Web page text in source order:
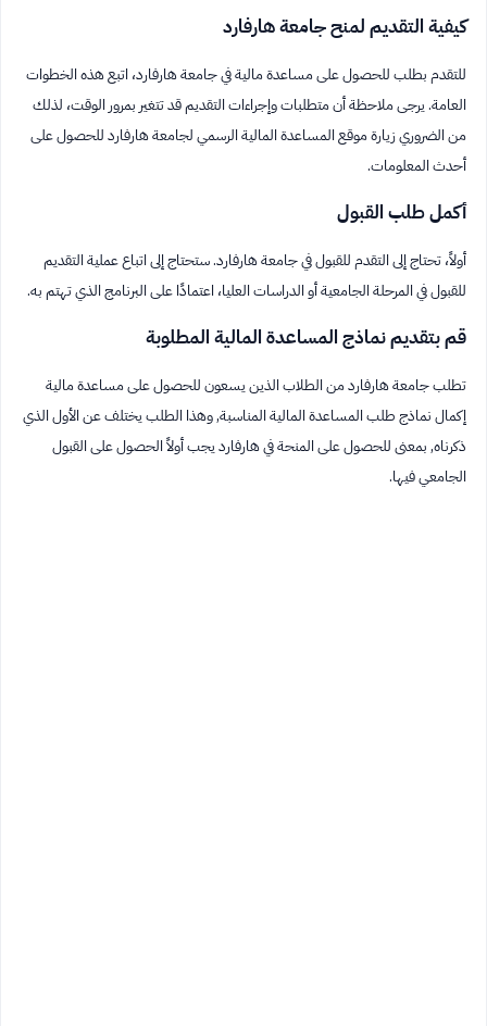
كيفية التقديم لمنح جامعة هارفارد
للتقدم بطلب للحصول على مساعدة مالية في جامعة هارفارد، اتبع هذه الخطوات
العامة. يرجى ملاحظة أن متطلبات وإجراءات التقديم قد تتغير بمرور الوقت، لذلك
من الضروري زيارة موقع المساعدة المالية الرسمي لجامعة هارفارد للحصول على
أحدث المعلومات.
أكمل طلب القبول
أولاً، تحتاج إلى التقدم للقبول في جامعة هارفارد. ستحتاج إلى اتباع عملية التقديم
للقبول في المرحلة الجامعية أو الدراسات العليا، اعتمادًا على البرنامج الذي تهتم به.
قم بتقديم نماذج المساعدة المالية المطلوبة
تطلب جامعة هارفارد من الطلاب الذين يسعون للحصول على مساعدة مالية
إكمال نماذج طلب المساعدة المالية المناسبة, وهذا الطلب يختلف عن الأول الذي
ذكرناه, بمعنى للحصول على المنحة في هارفارد يجب أولاً الحصول على القبول
الجامعي فيها.